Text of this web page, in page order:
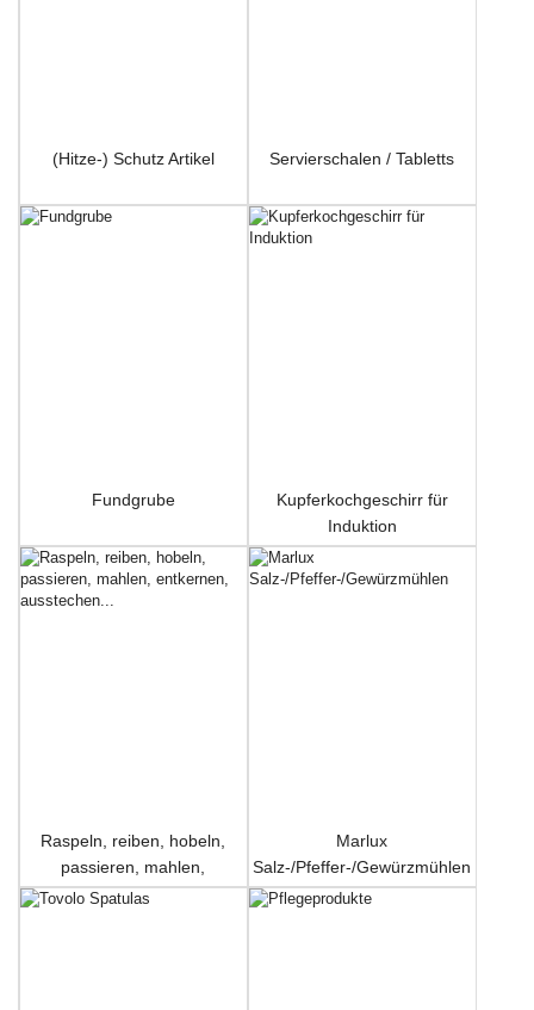
(Hitze-) Schutz Artikel Servierschalen / Tabletts
Fundgrube
Kupferkochgeschirr für
Induktion
Raspeln, reiben, hobeln,
passieren, mahlen,
entkernen, ausstechen...
Marlux
Salz-/Pfeffer-/Gewürzmühlen